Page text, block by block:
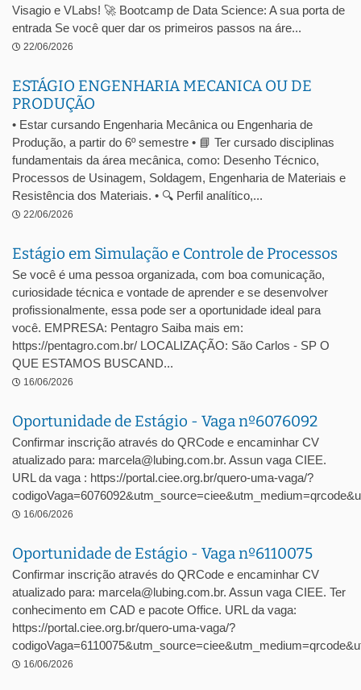
Visagio e VLabs! 🚀 Bootcamp de Data Science: A sua porta de
entrada Se você quer dar os primeiros passos na áre...
22/06/2026
ESTÁGIO ENGENHARIA MECANICA OU DE
PRODUÇÃO
• Estar cursando Engenharia Mecânica ou Engenharia de
Produção, a partir do 6º semestre • 📘 Ter cursado disciplinas
fundamentais da área mecânica, como: Desenho Técnico,
Processos de Usinagem, Soldagem, Engenharia de Materiais e
Resistência dos Materiais. • 🔍 Perfil analítico,...
22/06/2026
Estágio em Simulação e Controle de Processos
Se você é uma pessoa organizada, com boa comunicação,
curiosidade técnica e vontade de aprender e se desenvolver
profissionalmente, essa pode ser a oportunidade ideal para
você. EMPRESA: Pentagro Saiba mais em:
https://pentagro.com.br/ LOCALIZAÇÃO: São Carlos - SP O
QUE ESTAMOS BUSCAND...
16/06/2026
Oportunidade de Estágio - Vaga nº6076092
Confirmar inscrição através do QRCode e encaminhar CV
atualizado para: marcela@lubing.com.br. Assun vaga CIEE.
URL da vaga : https://portal.ciee.org.br/quero-uma-vaga/?
16/06/2026
Oportunidade de Estágio - Vaga nº6110075
Confirmar inscrição através do QRCode e encaminhar CV
atualizado para: marcela@lubing.com.br. Assun vaga CIEE. Ter
conhecimento em CAD e pacote Office. URL da vaga:
https://portal.ciee.org.br/quero-uma-vaga/?
16/06/2026